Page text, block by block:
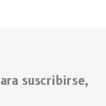
suscribirse,